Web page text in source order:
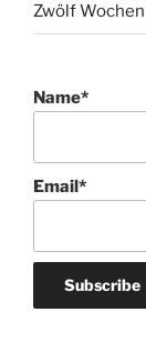
Zwölf
Name*
Email*